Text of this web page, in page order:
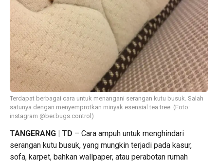
Terdapat berbagai cara untuk menangani serangan kutu busuk. Salah
satunya dengan menyemprotkan minyak esensial tea tree. (Foto:
instagram @ber.bugs.control)
TANGERANG | TD – Cara ampuh untuk menghindari
serangan kutu busuk, yang mungkin terjadi pada kasur,
sofa, karpet, bahkan wallpaper, atau perabotan rumah